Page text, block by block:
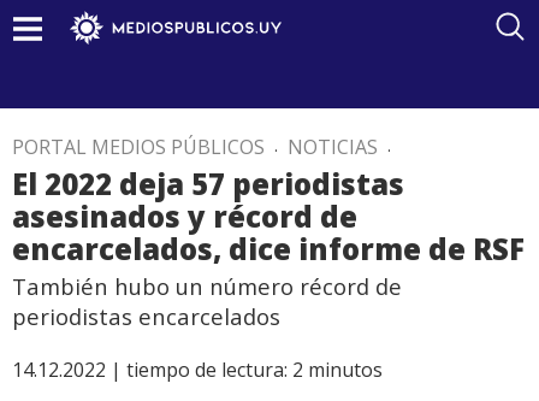
PORTAL MEDIOS PÚBLICOS . NOTICIAS .
El 2022 deja 57 periodistas
asesinados y récord de
encarcelados, dice informe de RSF
También hubo un número récord de
periodistas encarcelados
14.12.2022 | tiempo de lectura: 2 minutos